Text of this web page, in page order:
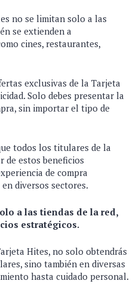
no se limitan solo a las
se extienden a
cines, restaurantes,
exclusivas de la Tarjeta
Solo debes presentar la
sin importar el tipo de
todos los titulares de la
de estos beneficios
de compra
diversos sectores.
a las tiendas de la red,
estratégicos.
Hites, no solo obtendrás
sino también en diversas
hasta cuidado personal.